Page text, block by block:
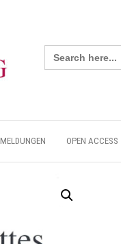
Search
for:
MELDUNGEN OPEN ACCESS